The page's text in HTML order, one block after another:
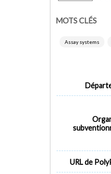
MOTS CLÉS
Assay systems
URL de